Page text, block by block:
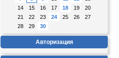
14
15 16 17 18 19
20
21
22 23 24 25 26
27
28
29 30
Авторизация